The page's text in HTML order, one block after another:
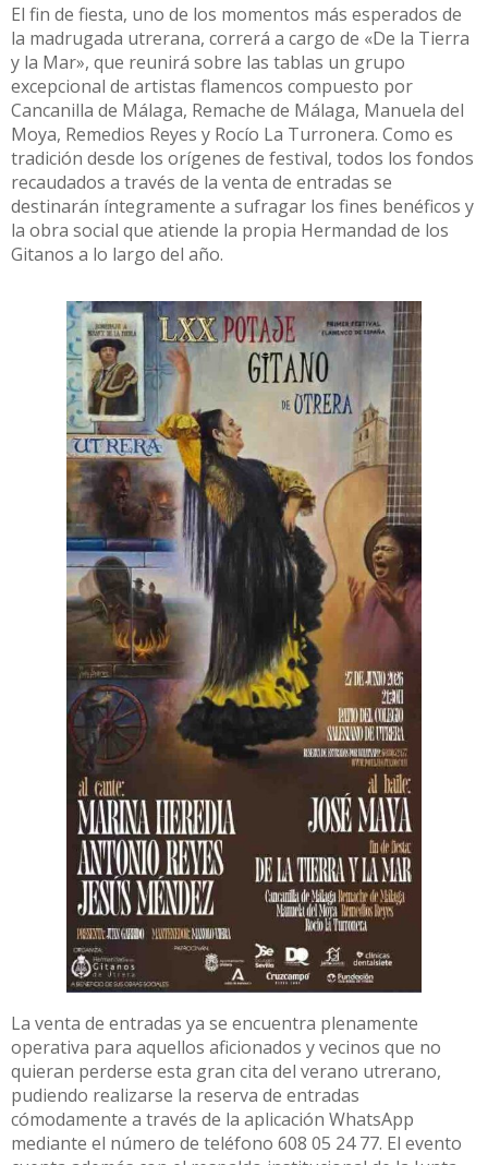
El fin de fiesta, uno de los momentos más esperados de
la madrugada utrerana, correrá a cargo de «De la Tierra
y la Mar», que reunirá sobre las tablas un grupo
excepcional de artistas flamencos compuesto por
Cancanilla de Málaga, Remache de Málaga, Manuela del
Moya, Remedios Reyes y Rocío La Turronera. Como es
tradición desde los orígenes de festival, todos los fondos
recaudados a través de la venta de entradas se
destinarán íntegramente a sufragar los fines benéficos y
la obra social que atiende la propia Hermandad de los
Gitanos a lo largo del año.
La venta de entradas ya se encuentra plenamente
operativa para aquellos aficionados y vecinos que no
quieran perderse esta gran cita del verano utrerano,
pudiendo realizarse la reserva de entradas
cómodamente a través de la aplicación WhatsApp
mediante el número de teléfono 608 05 24 77. El evento